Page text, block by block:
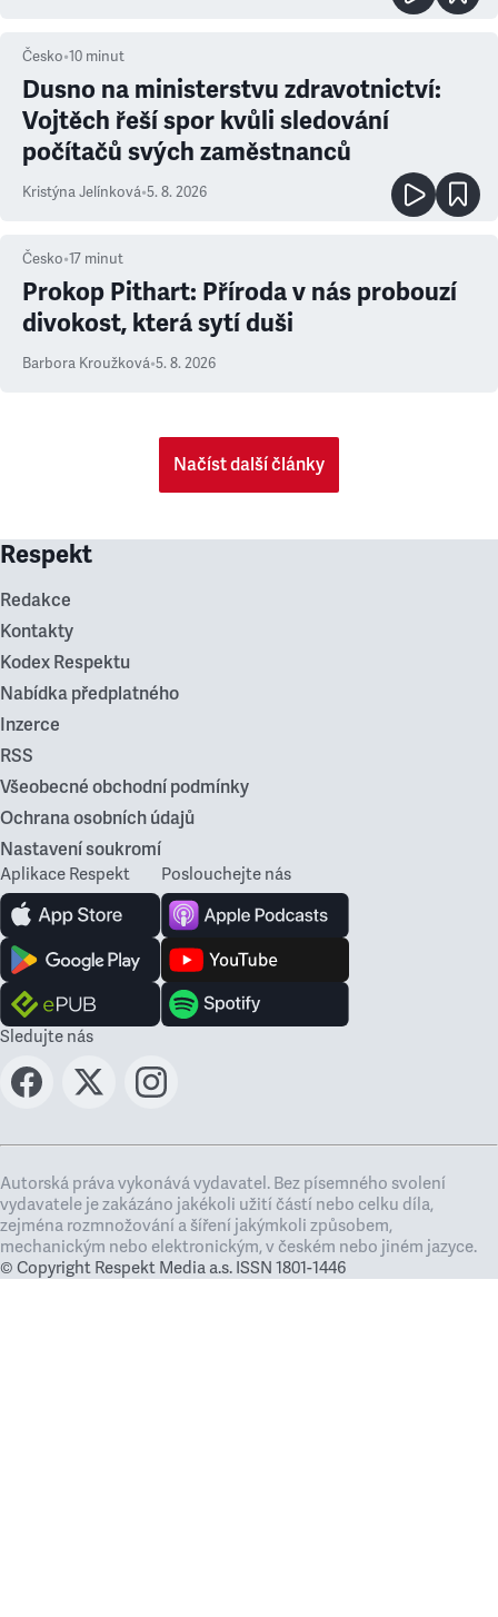
Česko•10 minut
Dusno na ministerstvu zdravotnictví:
Vojtěch řeší spor kvůli sledování
počítačů svých zaměstnanců
Kristýna Jelínková•5. 8. 2026
Česko•17 minut
Prokop Pithart: Příroda v nás probouzí
divokost, která sytí duši
Barbora Kroužková•5. 8. 2026
Načíst další články
Respekt
Redakce
Kontakty
Kodex Respektu
Nabídka předplatného
Inzerce
RSS
Všeobecné obchodní podmínky
Ochrana osobních údajů
Nastavení soukromí
Aplikace Respekt Poslouchejte nás
Sledujte nás
Autorská práva vykonává vydavatel. Bez písemného svolení
vydavatele je zakázáno jakékoli užití částí nebo celku díla,
zejména rozmnožování a šíření jakýmkoli způsobem,
mechanickým nebo elektronickým, v českém nebo jiném jazyce.
© Copyright Respekt Media a.s. ISSN 1801-1446